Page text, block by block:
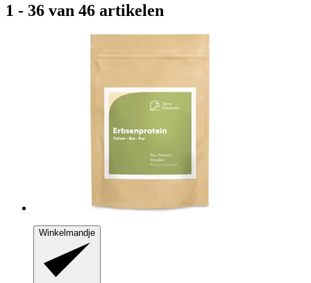
1 - 36 van 46 artikelen
Winkelmandje